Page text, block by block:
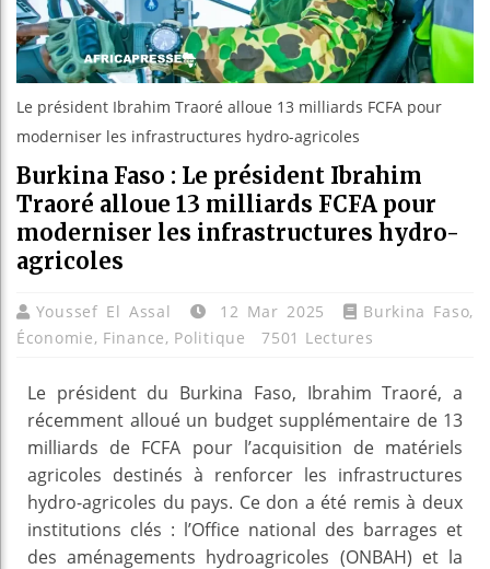
Le président Ibrahim Traoré alloue 13 milliards FCFA pour
moderniser les infrastructures hydro-agricoles
Burkina Faso : Le président Ibrahim
Traoré alloue 13 milliards FCFA pour
moderniser les infrastructures hydro-
agricoles
Youssef El Assal 12 Mar 2025 Burkina Faso,
Économie, Finance, Politique 7501 Lectures
Le président du Burkina Faso, Ibrahim Traoré, a
récemment alloué un budget supplémentaire de 13
milliards de FCFA pour l’acquisition de matériels
agricoles destinés à renforcer les infrastructures
hydro-agricoles du pays. Ce don a été remis à deux
institutions clés : l’Office national des barrages et
des aménagements hydroagricoles (ONBAH) et la